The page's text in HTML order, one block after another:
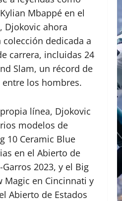
Mbappé en el
Djokovic ahora
dedicada a
carrera, incluidas 24
Slam, un récord de
los hombres.
línea, Djokovic
modelos de
10 Ceramic Blue
en el Abierto de
2023, y el Big
Magic en Cincinnati y
Abierto de Estados